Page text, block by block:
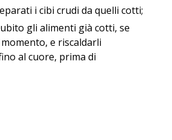
i cibi crudi da quelli cotti;
gli alimenti già cotti, se
e riscaldarli
al cuore, prima di